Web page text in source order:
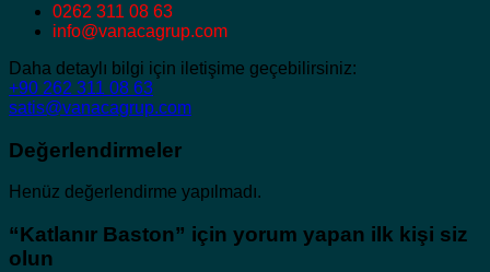
0262 311 08 63
info@vanacagrup.com
Daha detaylı bilgi için iletişime geçebilirsiniz:
+90 262 311 08 63
satis@vanacagrup.com
Değerlendirmeler
Henüz değerlendirme yapılmadı.
“Katlanır Baston” için yorum yapan ilk kişi siz
olun